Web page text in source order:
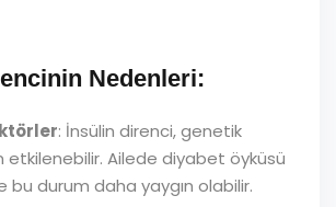
Nedenleri:
: İnsülin direnci, genetik
etkilenebilir. Ailede diyabet öyküsü
bu durum daha yaygın olabilir.